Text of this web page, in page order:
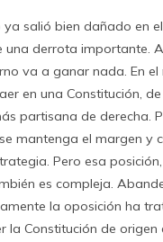
ya salió bien dañado en
una derrota importante.
va a ganar nada. En el
en una Constitución,
partisana de derecha.
mantenga el margen y
Pero esa
es compleja.
la oposición ha
la Constitución de origen